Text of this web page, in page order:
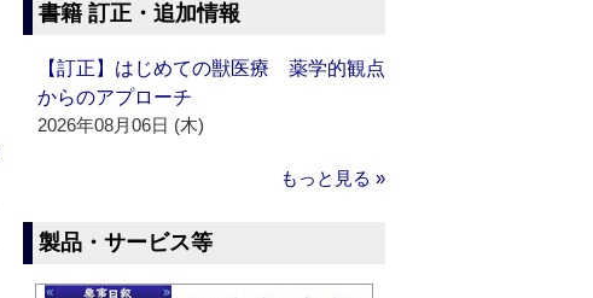
書籍 訂正・追加情報
【訂正】はじめての獣医療 薬学的観点
からのアプローチ
2026年08月06日 (木)
もっと見る »
製品・サービス等